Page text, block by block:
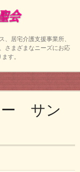
、居宅介護支援事業所、
さまざまなニーズにお応
す。
ー サン